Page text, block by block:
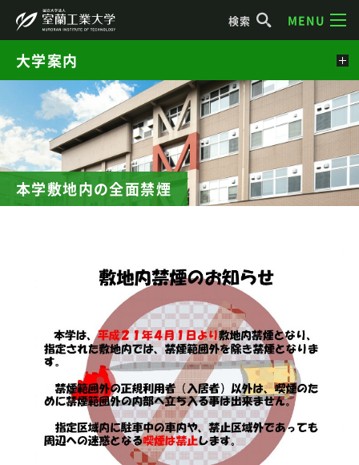
検索 MENU
本学敷地内の全面禁煙
大学案内